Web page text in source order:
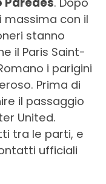
massima con il
stanno
il Paris Saint-
i parigini
Prima di
il passaggio
United.
tra le parti, e
ufficiali